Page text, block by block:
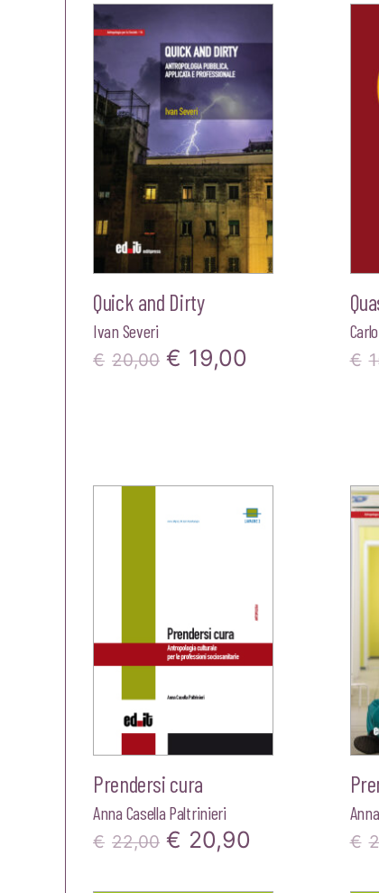
originale
era:
€20,00.
è:
€19,00.
Quick and Dirty
Ivan Severi
€ 20,00 Il
€20,00.
€ 19,00
€19,00.
€
Prendersi cura
Anna Casella Paltrinieri
€ 22,00 Il
€ 20,90 €